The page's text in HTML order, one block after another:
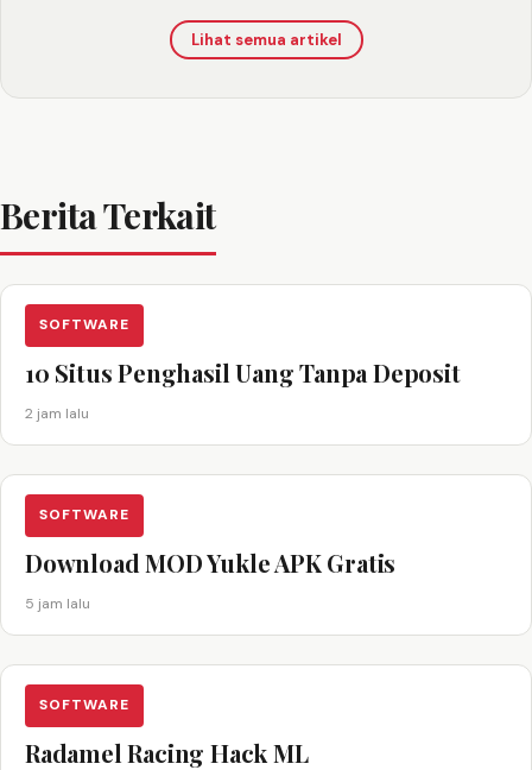
Lihat semua artikel
Berita Terkait
SOFTWARE
10 Situs Penghasil Uang Tanpa Deposit
2 jam lalu
SOFTWARE
Download MOD Yukle APK Gratis
5 jam lalu
SOFTWARE
Radamel Racing Hack ML